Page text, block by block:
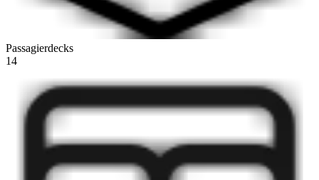
Passagierdecks
14